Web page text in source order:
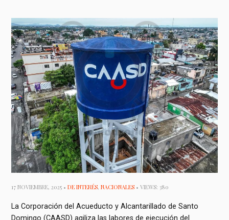
17 NOVIEMBRE, 2025 •DE INTERÉS,NACIONALES • VIEWS: 380
La Corporación del Acueducto y Alcantarillado de Santo
Domingo (CAASD) agiliza las labores de ejecución del